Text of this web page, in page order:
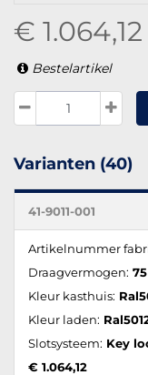
€ 1.064,12
Bestelartikel
Varianten (40)
41-9011-001
Artikelnummer
Draagvermogen: 75
Kleur kasthuis:
Kleur laden:
Slotsysteem: Key
€ 1.064,12